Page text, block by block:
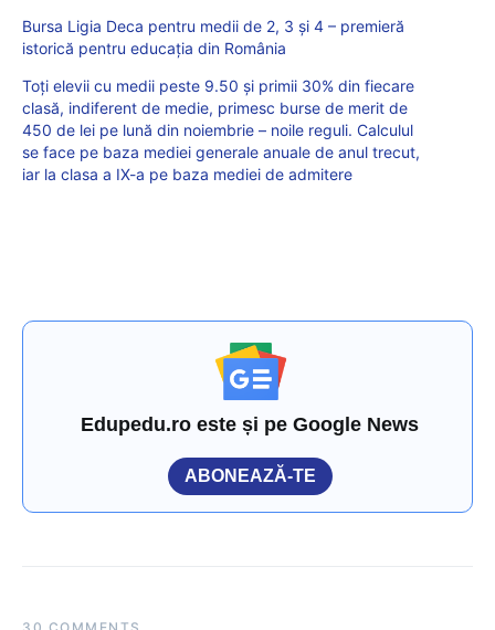
Bursa Ligia Deca pentru medii de 2, 3 și 4 – premieră
istorică pentru educația din România
Toți elevii cu medii peste 9.50 și primii 30% din fiecare
clasă, indiferent de medie, primesc burse de merit de
450 de lei pe lună din noiembrie – noile reguli. Calculul
se face pe baza mediei generale anuale de anul trecut,
iar la clasa a IX-a pe baza mediei de admitere
Edupedu.ro este și pe Google News
ABONEAZĂ-TE